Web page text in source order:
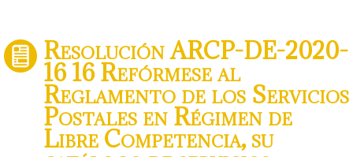
Resolución ARCP-DE-2020-
16 16 Refórmese al
Reglamento de los Servicios
Postales en Régimen de
Libre Competencia, su